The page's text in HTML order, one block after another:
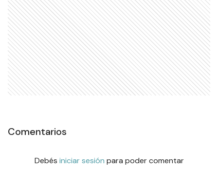
Comentarios
Debés iniciar sesión para poder comentar